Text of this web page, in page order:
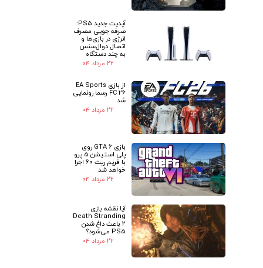
آپدیت جدید PS5:
صرفه جویی مصرف
انرژی در بازی‌ها و
اتصال دوال‌سنس
به چند دستگاه
۲۲ مرداد ۰۴
از بازی EA Sports
FC 26 رسما رونمایی
شد
۲۲ مرداد ۰۴
بازی GTA 6 روی
پلی استیشن 5 پرو
با فریم ریت 60 اجرا
خواهد شد
۲۲ مرداد ۰۴
آیا نقشه بازی
Death Stranding
2 باعث داغ شدن
PS5 می‌شود؟
۲۲ مرداد ۰۴